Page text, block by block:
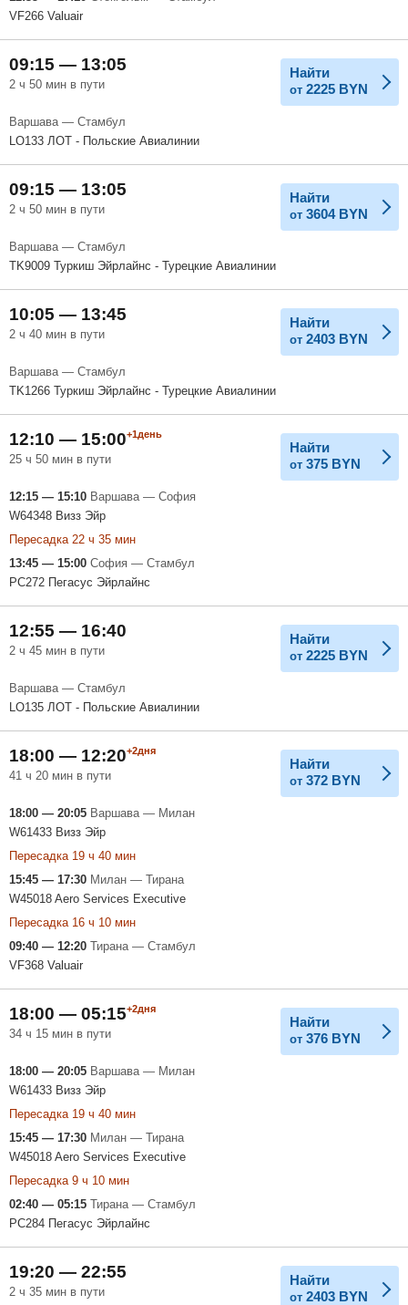
VF266 Valuair
09:15 — 13:05
2 ч 50 мин в пути
Найти
от 2225 BYN
Варшава — Стамбул
LO133 ЛОТ - Польские Авиалинии
09:15 — 13:05
2 ч 50 мин в пути
Найти
от 3604 BYN
Варшава — Стамбул
TK9009 Туркиш Эйрлайнс - Турецкие Авиалинии
10:05 — 13:45
2 ч 40 мин в пути
Найти
от 2403 BYN
Варшава — Стамбул
TK1266 Туркиш Эйрлайнс - Турецкие Авиалинии
12:10 — 15:00+1день
25 ч 50 мин в пути
Найти
от 375 BYN
12:15 — 15:10 Варшава — София
W64348 Визз Эйр
Пересадка 22 ч 35 мин
13:45 — 15:00 София — Стамбул
PC272 Пегасус Эйрлайнс
12:55 — 16:40
2 ч 45 мин в пути
Найти
от 2225 BYN
Варшава — Стамбул
LO135 ЛОТ - Польские Авиалинии
18:00 — 12:20+2дня
41 ч 20 мин в пути
Найти
от 372 BYN
18:00 — 20:05 Варшава — Милан
W61433 Визз Эйр
Пересадка 19 ч 40 мин
15:45 — 17:30 Милан — Тирана
W45018 Aero Services Executive
Пересадка 16 ч 10 мин
09:40 — 12:20 Тирана — Стамбул
VF368 Valuair
18:00 — 05:15+2дня
34 ч 15 мин в пути
Найти
от 376 BYN
18:00 — 20:05 Варшава — Милан
W61433 Визз Эйр
Пересадка 19 ч 40 мин
15:45 — 17:30 Милан — Тирана
W45018 Aero Services Executive
Пересадка 9 ч 10 мин
02:40 — 05:15 Тирана — Стамбул
PC284 Пегасус Эйрлайнс
19:20 — 22:55
2 ч 35 мин в пути
Найти
от 2403 BYN